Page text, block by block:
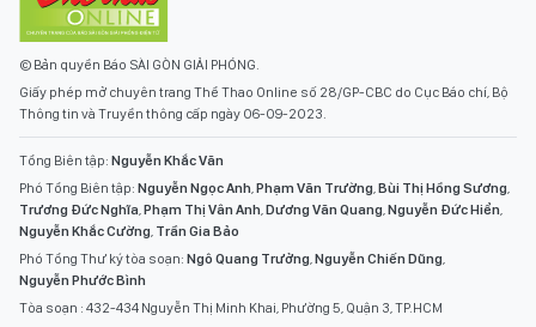
© Bản quyền Báo SÀI GÒN GIẢI PHÓNG.
Giấy phép mở chuyên trang Thể Thao Online số 28/GP-CBC do Cục Báo chí, Bộ
Thông tin và Truyền thông cấp ngày 06-09-2023.
Tổng Biên tập: Nguyễn Khắc Văn
Phó Tổng Biên tập: Nguyễn Ngọc Anh,Phạm Văn Trường,Bùi Thị Hồng Sương,
Trương Đức Nghĩa,Phạm Thị Vân Anh,Dương Văn Quang,Nguyễn Đức Hiển,
Nguyễn Khắc Cường, Trần Gia Bảo
Phó Tổng Thư ký tòa soạn: Ngô Quang Trưởng,Nguyễn Chiến Dũng,
Nguyễn Phước Bình
Tòa soạn : 432-434 Nguyễn Thị Minh Khai, Phường 5, Quận 3, TP.HCM